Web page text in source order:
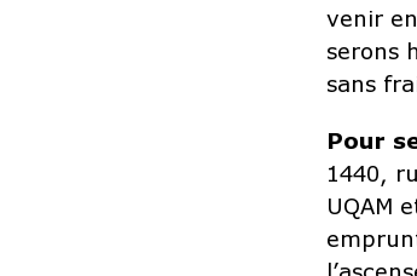
venir
serons
sans
Pour
1440,
UQAM